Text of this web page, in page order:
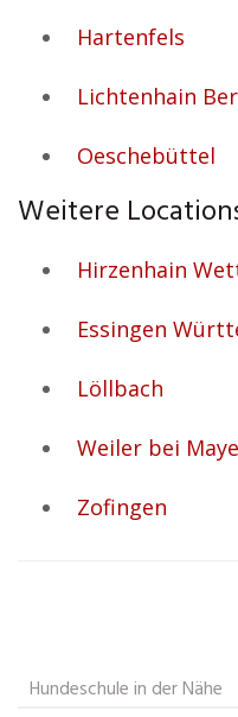
Hartenfels
Lichtenhain
Oeschebüttel
Weitere
Hirzenhain
Essingen
Löllbach
Weiler bei
Zofingen
Hundeschule in der Nähe